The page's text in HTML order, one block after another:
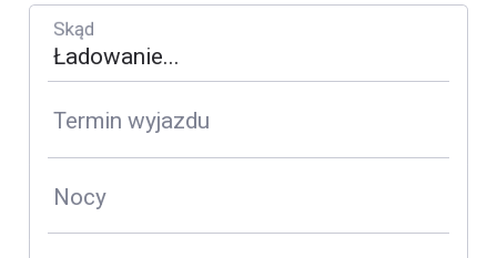
Skąd
Termin wyjazdu
Nocy